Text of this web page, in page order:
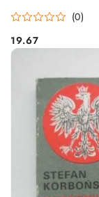
(0)
Cena:
19.67